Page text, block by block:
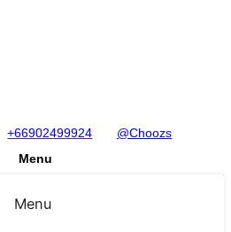
+66902499924
@Choozs
Menu
Menu